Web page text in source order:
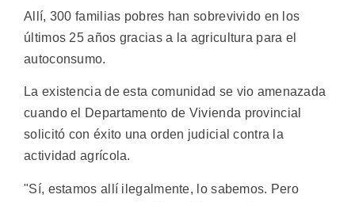
Allí, 300 familias pobres han sobrevivido en los
últimos 25 años gracias a la agricultura para el
autoconsumo.
La existencia de esta comunidad se vio amenazada
cuando el Departamento de Vivienda provincial
solicitó con éxito una orden judicial contra la
actividad agrícola.
"Sí, estamos allí ilegalmente, lo sabemos. Pero